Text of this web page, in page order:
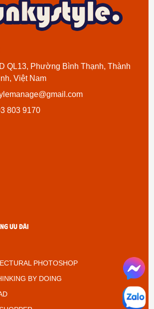
QL13, Phường Bình Thạnh, Thành
Việt Nam
803 9170
ưu đãi
PHOTOSHOP
BY DOING